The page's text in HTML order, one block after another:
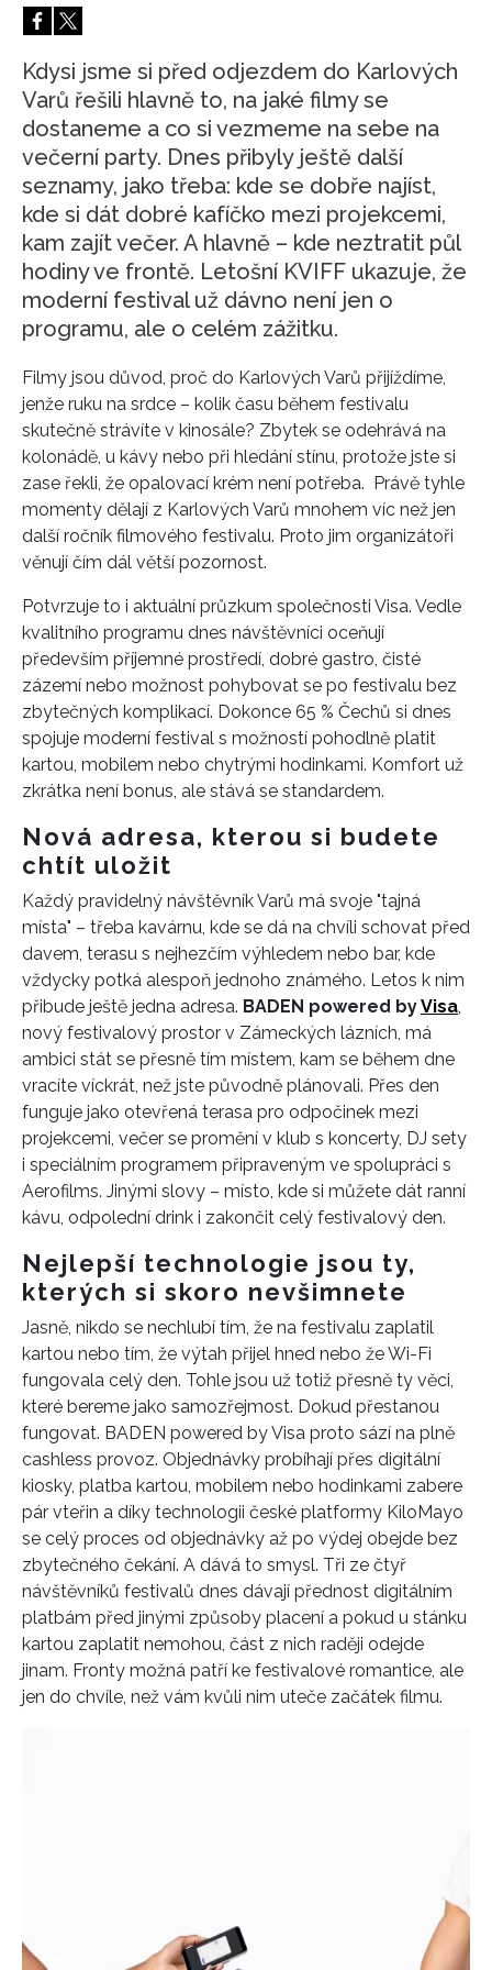
HOME
Kdysi jsme si před odjezdem do Karlových
Varů řešili hlavně to, na jaké filmy se
dostaneme a co si vezmeme na sebe na
večerní party. Dnes přibyly ještě další
seznamy, jako třeba: kde se dobře najíst,
kde si dát dobré kafíčko mezi projekcemi,
kam zajít večer. A hlavně – kde neztratit půl
hodiny ve frontě. Letošní KVIFF ukazuje, že
moderní festival už dávno není jen o
programu, ale o celém zážitku.
Filmy jsou důvod, proč do Karlových Varů přijíždíme,
jenže ruku na srdce – kolik času během festivalu
skutečně strávíte v kinosále? Zbytek se odehrává na
kolonádě, u kávy nebo při hledání stínu, protože jste si
zase řekli, že opalovací krém není potřeba. Právě tyhle
momenty dělají z Karlových Varů mnohem víc než jen
další ročník filmového festivalu. Proto jim organizátoři
věnují čím dál větší pozornost.
Potvrzuje to i aktuální průzkum společnosti Visa. Vedle
kvalitního programu dnes návštěvníci oceňují
především příjemné prostředí, dobré gastro, čisté
zázemí nebo možnost pohybovat se po festivalu bez
zbytečných komplikací. Dokonce 65 % Čechů si dnes
spojuje moderní festival s možností pohodlně platit
kartou, mobilem nebo chytrými hodinkami. Komfort už
zkrátka není bonus, ale stává se standardem.
Nová adresa, kterou si budete
chtít uložit
Každý pravidelný návštěvník Varů má svoje "tajná
místa" – třeba kavárnu, kde se dá na chvíli schovat před
davem, terasu s nejhezčím výhledem nebo bar, kde
vždycky potká alespoň jednoho známého. Letos k nim
přibude ještě jedna adresa. BADEN powered byVisa,
nový festivalový prostor v Zámeckých lázních, má
ambici stát se přesně tím místem, kam se během dne
vracíte víckrát, než jste původně plánovali. Přes den
funguje jako otevřená terasa pro odpočinek mezi
projekcemi, večer se promění v klub s koncerty, DJ sety
i speciálním programem připraveným ve spolupráci s
Aerofilms. Jinými slovy – místo, kde si můžete dát ranní
kávu, odpolední drink i zakončit celý festivalový den.
Nejlepší technologie jsou ty,
kterých si skoro nevšimnete
Jasně, nikdo se nechlubí tím, že na festivalu zaplatil
kartou nebo tím, že výtah přijel hned nebo že Wi-Fi
fungovala celý den. Tohle jsou už totiž přesně ty věci,
které bereme jako samozřejmost. Dokud přestanou
fungovat. BADEN powered by Visa proto sází na plně
cashless provoz. Objednávky probíhají přes digitální
kiosky, platba kartou, mobilem nebo hodinkami zabere
pár vteřin a díky technologii české platformy KiloMayo
se celý proces od objednávky až po výdej obejde bez
zbytečného čekání. A dává to smysl. Tři ze čtyř
návštěvníků festivalů dnes dávají přednost digitálním
platbám před jinými způsoby placení a pokud u stánku
kartou zaplatit nemohou, část z nich raději odejde
jinam. Fronty možná patří ke festivalové romantice, ale
jen do chvíle, než vám kvůli nim uteče začátek filmu.